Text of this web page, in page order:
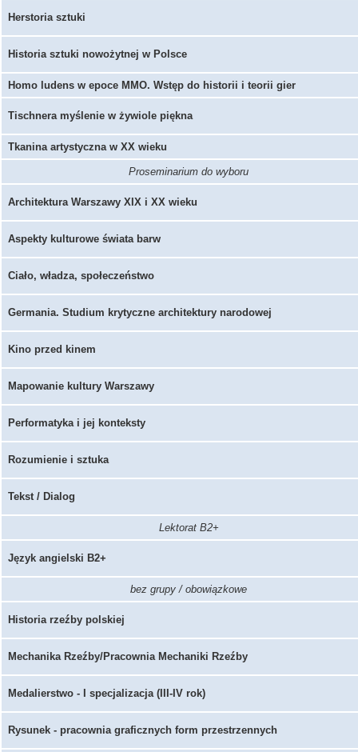
Herstoria sztuki
Historia sztuki nowożytnej w Polsce
Homo ludens w epoce MMO. Wstęp do historii i teorii gier
Tischnera myślenie w żywiole piękna
Tkanina artystyczna w XX wieku
Proseminarium do wyboru
Architektura Warszawy XIX i XX wieku
Aspekty kulturowe świata barw
Ciało, władza, społeczeństwo
Germania. Studium krytyczne architektury narodowej
Kino przed kinem
Mapowanie kultury Warszawy
Performatyka i jej konteksty
Rozumienie i sztuka
Tekst / Dialog
Lektorat B2+
Język angielski B2+
bez grupy / obowiązkowe
Historia rzeźby polskiej
Mechanika Rzeźby/Pracownia Mechaniki Rzeźby
Medalierstwo - I specjalizacja (III-IV rok)
Rysunek - pracownia graficznych form przestrzennych